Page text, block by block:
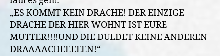
„ES KOMMT KEIN DRACHE! DER EINZIGE
DRACHE DER HIER WOHNT IST EURE
MUTTER!!!!UND DIE DULDET KEINE ANDEREN
DRAAAACHEEEEEN!“